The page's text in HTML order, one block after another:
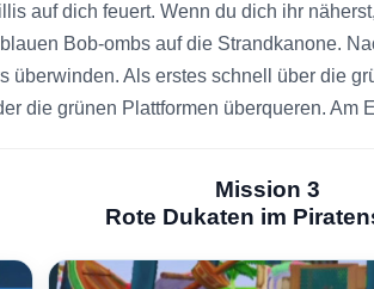
auf dich feuert. Wenn du dich ihr
Bob-ombs auf die Strandkanone.
Als erstes schnell über die
die grünen Plattformen überqueren. Am
Mission 3
Rote Dukaten im